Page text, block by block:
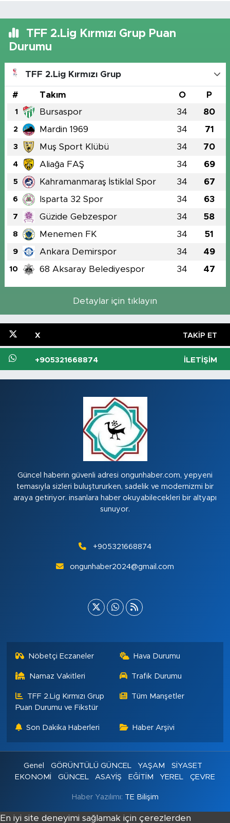
TFF 2.Lig Kırmızı Grup Puan
Durumu
TFF 2.Lig Kırmızı Grup
# Takım O P
1 Bursaspor 34 80
2 Mardin 1969 34 71
3 Muş Sport Klübü 34 70
4 Aliağa FAŞ 34 69
5 Kahramanmaraş İstiklal Spor 34 67
6 Isparta 32 Spor 34 63
7 Güzide Gebzespor 34 58
8 Menemen FK 34 51
9 Ankara Demirspor 34 49
10 68 Aksaray Belediyespor 34 47
Detaylar için tıklayın
X TAKIP ET
+905321668874 İLETIŞIM
Güncel haberin güvenli adresi ongunhaber.com, yepyeni
temasıyla sizleri buluştururken, sadelik ve modernizmi bir
araya getiriyor. insanlara haber okuyabilecekleri bir altyapı
sunuyor.
+905321668874
ongunhaber2024@gmail.com
Nöbetçi Eczaneler Hava Durumu
Namaz Vakitleri Trafik Durumu
TFF 2.Lig Kırmızı Grup
Puan Durumu ve Fikstür
Tüm Manşetler
Son Dakika Haberleri Haber Arşivi
Genel GÖRÜNTÜLÜ GÜNCEL YAŞAM
SİYASET
EKONOMİ
GÜNCEL ASAYİŞ EĞİTİM YEREL ÇEVRE
Haber Yazılımı: TE Bilişim
En iyi site deneyimi sağlamak için çerezlerden